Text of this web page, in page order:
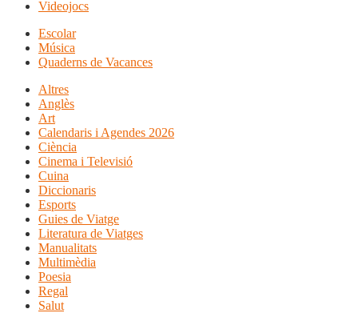
Videojocs
Escolar
Música
Quaderns de Vacances
Altres
Anglès
Art
Calendaris i Agendes 2026
Ciència
Cinema i Televisió
Cuina
Diccionaris
Esports
Guies de Viatge
Literatura de Viatges
Manualitats
Multimèdia
Poesia
Regal
Salut